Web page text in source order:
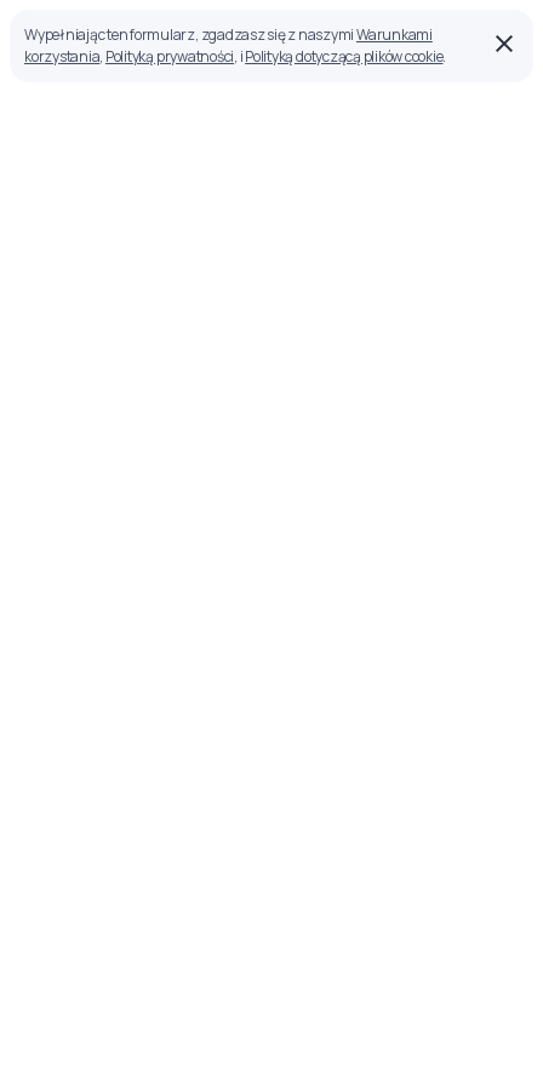
Wypełniając ten formularz, zgadzasz się z naszymiWarunkami
korzystania, Polityką prywatności, iPolityką dotyczącą plików cookie.